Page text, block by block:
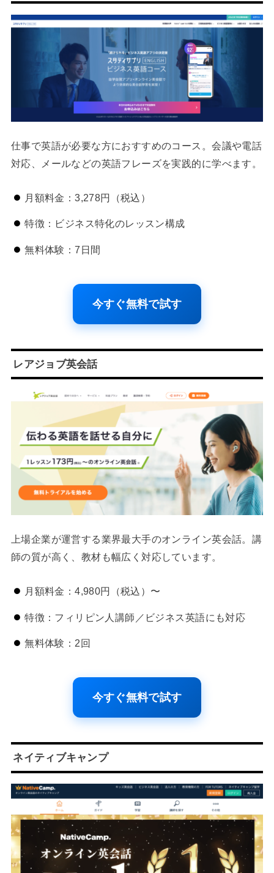
仕事で英語が必要な方におすすめのコース。会議や電話
対応、メールなどの英語フレーズを実践的に学べます。
月額料金：3,278円（税込）
特徴：ビジネス特化のレッスン構成
無料体験：7日間
今すぐ無料で試す
レアジョブ英会話
上場企業が運営する業界最大手のオンライン英会話。講
師の質が高く、教材も幅広く対応しています。
月額料金：4,980円（税込）〜
特徴：フィリピン人講師／ビジネス英語にも対応
無料体験：2回
今すぐ無料で試す
ネイティブキャンプ